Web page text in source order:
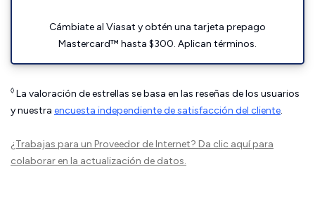
Cámbiate al Viasat y obtén una tarjeta prepago
Mastercard™ hasta $300. Aplican términos.
◊ La valoración de estrellas se basa en las reseñas de los usuarios
y nuestra encuesta independiente de satisfacción del cliente.
¿Trabajas para un Proveedor de Internet? Da clic aquípara
colaborar en la actualización de datos.